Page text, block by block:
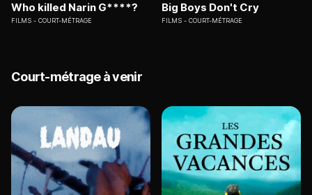
Who killed Narin G****?
FILMS COURT-MÉTRAGE
Big Boys Don't Cry
FILMS COURT-MÉTRAGE
Court-métrage à venir